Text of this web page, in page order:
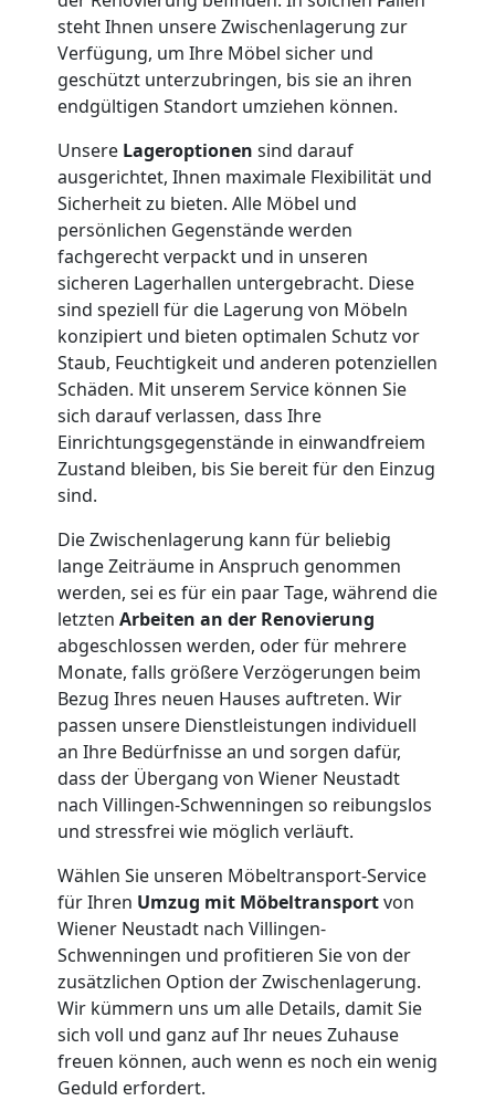
steht Ihnen unsere Zwischenlagerung zur
Verfügung, um Ihre Möbel sicher und
geschützt unterzubringen, bis sie an ihren
endgültigen Standort umziehen können.
Unsere Lageroptionen sind darauf
ausgerichtet, Ihnen maximale Flexibilität und
Sicherheit zu bieten. Alle Möbel und
persönlichen Gegenstände werden
fachgerecht verpackt und in unseren
sicheren Lagerhallen untergebracht. Diese
sind speziell für die Lagerung von Möbeln
konzipiert und bieten optimalen Schutz vor
Staub, Feuchtigkeit und anderen potenziellen
Schäden. Mit unserem Service können Sie
sich darauf verlassen, dass Ihre
Einrichtungsgegenstände in einwandfreiem
Zustand bleiben, bis Sie bereit für den Einzug
sind.
Die Zwischenlagerung kann für beliebig
lange Zeiträume in Anspruch genommen
werden, sei es für ein paar Tage, während die
letzten Arbeiten an der Renovierung
abgeschlossen werden, oder für mehrere
Monate, falls größere Verzögerungen beim
Bezug Ihres neuen Hauses auftreten. Wir
passen unsere Dienstleistungen individuell
an Ihre Bedürfnisse an und sorgen dafür,
dass der Übergang von Wiener Neustadt
nach Villingen-Schwenningen so reibungslos
und stressfrei wie möglich verläuft.
Wählen Sie unseren Möbeltransport-Service
für Ihren Umzug mit Möbeltransportvon
Wiener Neustadt nach Villingen-
Schwenningen und profitieren Sie von der
zusätzlichen Option der Zwischenlagerung.
Wir kümmern uns um alle Details, damit Sie
sich voll und ganz auf Ihr neues Zuhause
freuen können, auch wenn es noch ein wenig
Geduld erfordert.
Service-
Umzug
Wiener
Neustadt
Qualitäts-
Umzüge
Wiener
Neustadt
Vereinsumzug
Wiener
Neustadt
Anfrage
Möbeltransport
National
Möbeltransport
International